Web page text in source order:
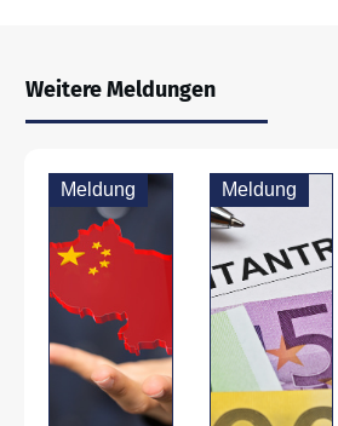
Weitere Meldungen
Meldung Meldung